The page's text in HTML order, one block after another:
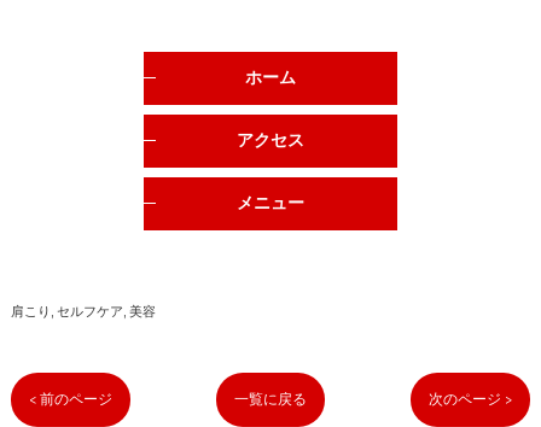
ホーム
アクセス
メニュー
肩こり セルフケア 美容
< 前のページ 一覧に戻る 次のページ >